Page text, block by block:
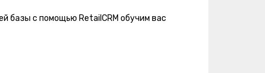
базы с помощью RetailCRM обучим вас